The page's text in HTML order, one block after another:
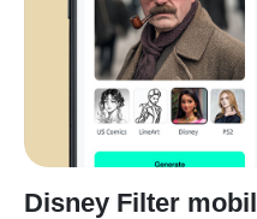
Disney Filter